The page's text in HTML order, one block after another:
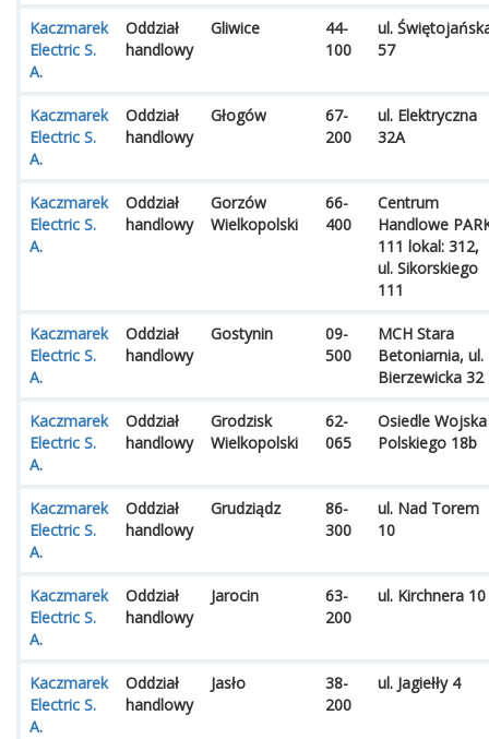
Kaczmarek
Electric S.
A.
Oddział
handlowy
Gliwice
44-
100
ul.
57
Kaczmarek
Electric S.
A.
Oddział
handlowy
Głogów
67-
200
ul. Elektryczna
32A
Kaczmarek
Electric S.
A.
Oddział
handlowy
Gorzów
Wielkopolski
66-
400
Centrum
Handlowe
111 lokal: 312,
ul. Sikorskiego
111
Kaczmarek
Electric S.
A.
Oddział
handlowy
Gostynin
09-
500
MCH Stara
Betoniarnia, ul.
Bierzewicka 32
Kaczmarek
Electric S.
A.
Oddział
handlowy
Grodzisk
Wielkopolski
62-
065
Osiedle Wojska
Polskiego 18b
Kaczmarek
Electric S.
A.
Oddział
handlowy
Grudziądz
86-
300
ul. Nad Torem
10
Kaczmarek
Electric S.
A.
Oddział
handlowy
Jarocin
63-
200
ul. Kirchnera 10
Kaczmarek
Electric S.
A.
Oddział
handlowy
Jasło
38-
200
ul. Jagiełły 4